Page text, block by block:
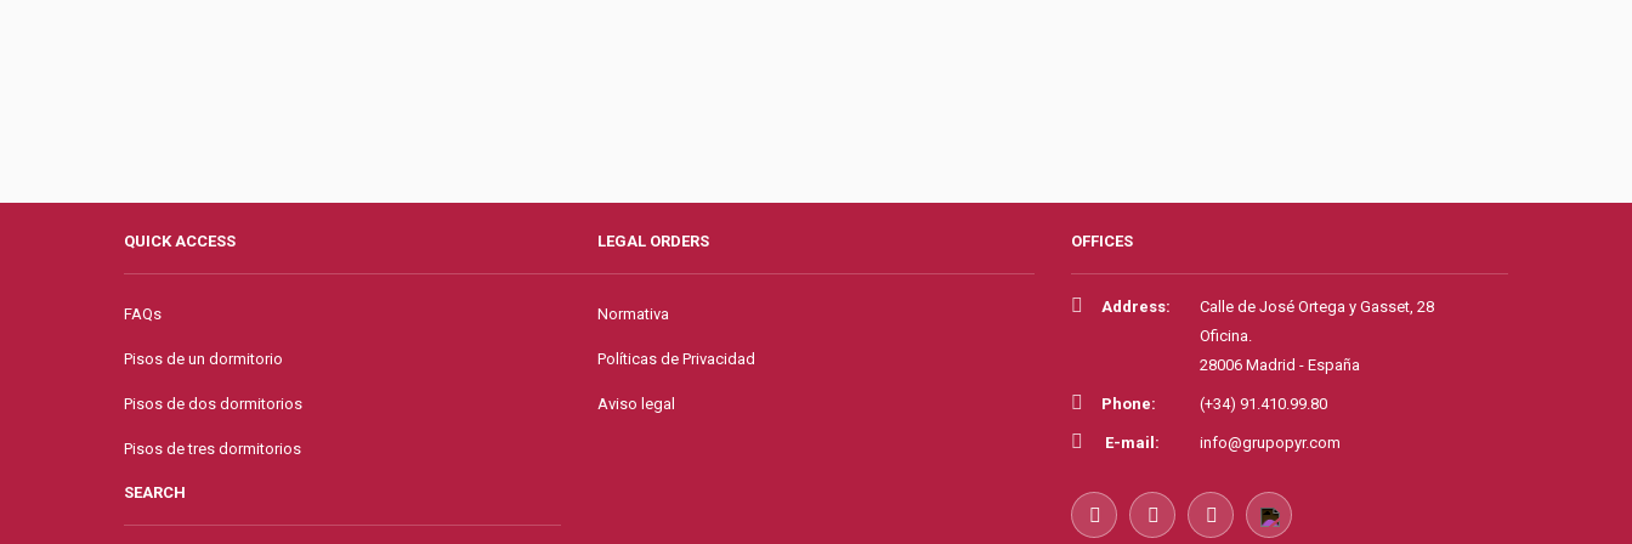
QUICK ACCESS
FAQs
Pisos de un dormitorio
Pisos de dos dormitorios
Pisos de tres dormitorios
SEARCH
LEGAL ORDERS
Normativa
Políticas de Privacidad
Aviso legal
OFFICES
Address:
Calle de José Ortega y Gasset, 28
Oficina.
28006 Madrid - España
Phone: (+34) 91.410.99.80
E-mail: info@grupopyr.com